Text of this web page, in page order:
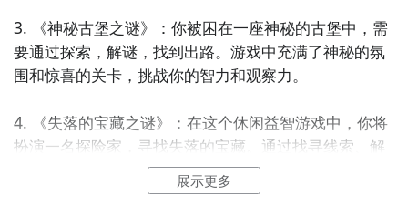
3. 《神秘古堡之谜》：你被困在一座神秘的古堡中，需
要通过探索，解谜，找到出路。游戏中充满了神秘的氛
围和惊喜的关卡，挑战你的智力和观察力。
4. 《失落的宝藏之谜》：在这个休闲益智游戏中，你将
扮演一名探险家，寻找失落的宝藏。通过找寻线索、解
开谜题，你将逐渐接近宝藏的所在地。游戏具有刺激的
关卡设计和精美的图形效果。
展示更多